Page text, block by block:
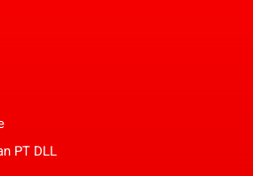
PT DLL